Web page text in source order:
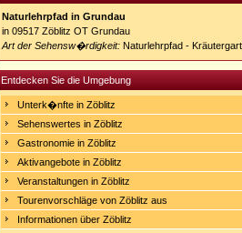
Naturlehrpfad in Grundau
in 09517 Zöblitz OT Grundau
Art der Sehensw�rdigkeit: Naturlehrpfad -
Entdecken Sie die Umgebung
Unterk�nfte in Zöblitz
Sehenswertes in Zöblitz
Gastronomie in Zöblitz
Aktivangebote in Zöblitz
Veranstaltungen in Zöblitz
Tourenvorschläge von Zöblitz aus
Informationen über Zöblitz